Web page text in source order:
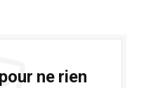
ne rien